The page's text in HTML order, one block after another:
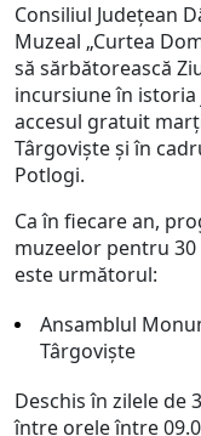
Consiliul Județean
Muzeal „Curtea
să sărbătorească
incursiune în
accesul gratuit
Târgovişte şi în
Potlogi.
Ca în fiecare an,
muzeelor pentru
este următorul:
Ansamblul
Târgovişte
Deschis în zilele de
între orele între